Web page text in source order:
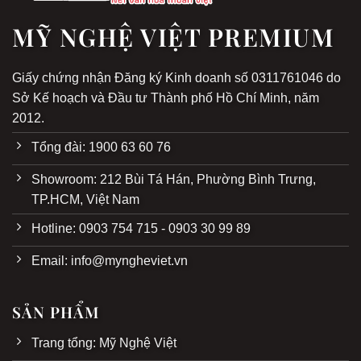
Sản xuất thủ công, thiết kế tinh xảo
hình, hun màu, chạm khắc đều được thực hiện thủ công
bởi bàn tay nghệ nhân nhiều kinh nghiệm.
Họa tiếtrồng phượng,hoa sen,chữ Hán… được
chạm khắcsắc nét , mềm mại, thể hiện
tài hoa
của người thợ.
Chất lượng cao, độ bền vượt trội
Kỹ thuật hun đồng giúpbảo vệ bề mặt
gia tăng tuổi thọ sản phẩm.
hun có thể giữ nguyên vẻ đẹp qua nhiều thế hệ
MỸ NGHỆ VIỆT PREMIUM
Giấy chứng nhận Đăng ký Kinh doanh số 0311761046 do
Sở Kế hoạch và Đầu tư Thành phố Hồ Chí Minh, năm
2012.
Tổng đài: 1900 63 60 76
Showroom: 212 Bùi Tá Hán, Phường Bình Trưng,
TP.HCM, Việt Nam
Hotline: 0903 754 715 - 0903 30 99 89
Email: info@myngheviet.vn
SẢN PHẨM
Trang tổng: Mỹ Nghệ Việt